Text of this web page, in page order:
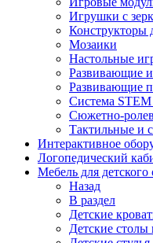
Игрушки с
Конструкторы
Мозаики
Настольные
Развивающие
Развивающие
Система
Сюжетно-
Тактильные и
Интерактивное
Логопедический
Мебель для детского
Назад
В раздел
Детские
Детские